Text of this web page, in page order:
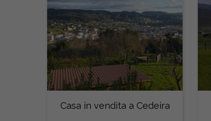
Casa in vendita a Cedeira